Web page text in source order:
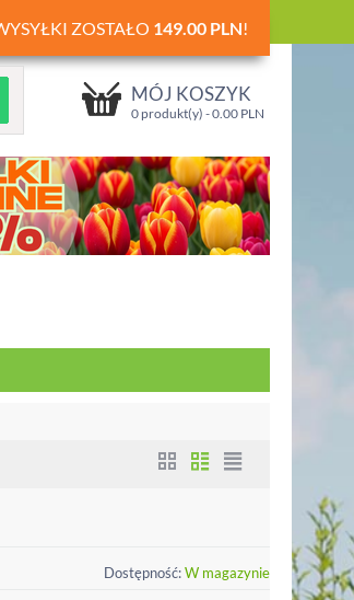
ZOSTAŁO 149.00 PLN!
MÓJ KOSZYK
0 produkt(y) -0.00 PLN
Dostępność:W magazynie